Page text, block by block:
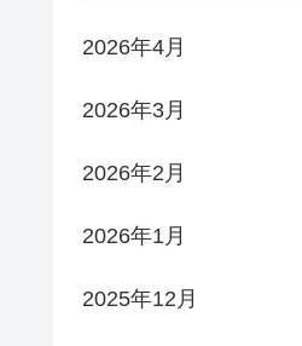
2026年4月
2026年3月
2026年2月
2026年1月
2025年12月